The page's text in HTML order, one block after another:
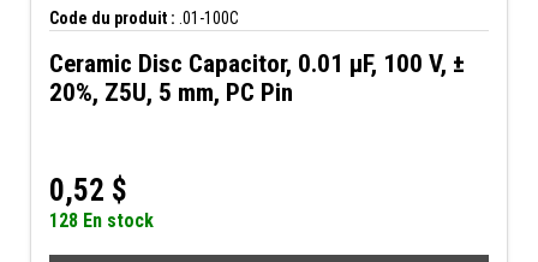
Code du produit : .01-100C
Ceramic Disc Capacitor, 0.01 µF, 100 V, ±
20%, Z5U, 5 mm, PC Pin
0,52 $
128 En stock